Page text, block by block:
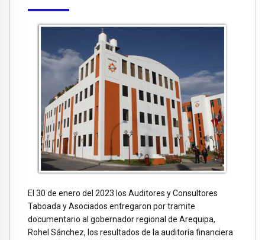
El 30 de enero del 2023 los Auditores y Consultores
Taboada y Asociados entregaron por tramite
documentario al gobernador regional de Arequipa,
Rohel Sánchez, los resultados de la auditoría financiera